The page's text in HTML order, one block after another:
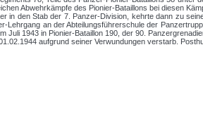
Abwehrkämpfe des Pionier-Bataillons bei diesen
den Stab der 7. Panzer-Division, kehrte dann zu
an der Abteilungsführerschule der
1943 in Pionier-Bataillon 190, der 90.
aufgrund seiner Verwundungen verstarb.